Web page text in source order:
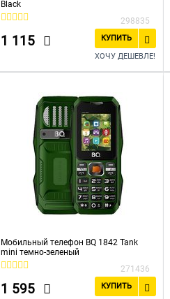
Black
298835
1 115
КУПИТЬ
ХОЧУ ДЕШЕВЛЕ!
Мобильный телефон BQ 1842 Tank
mini темно-зеленый
271436
1 595
КУПИТЬ